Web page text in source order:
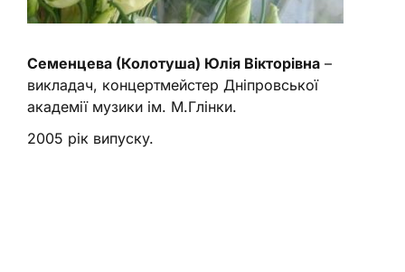
Семенцева (Колотуша) Юлія Вікторівна –
викладач, концертмейстер Дніпровської
академії музики ім. М.Глінки.
2005 рік випуску.